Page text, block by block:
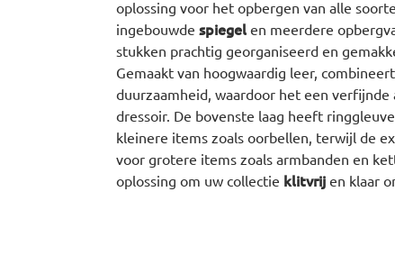
oplossing voor het opbergen van alle
ingebouwde spiegelen meerdere
stukken prachtig georganiseerd en
Gemaakt van hoogwaardig leer,
duurzaamheid, waardoor het een
dressoir. De bovenste laag heeft
kleinere items zoals oorbellen, terwijl de
voor grotere items zoals armbanden en
oplossing om uw collectie klitvrijen klaar